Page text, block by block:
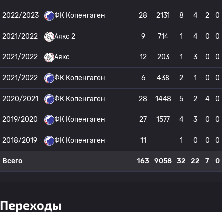
2022/2023 ФК Копенгаген 28 2131 8 4 2 0
2021/2022 Аякс 2 9 714 1 4 0 0
2021/2022 Аякс 12 203 1 3 0 0
2021/2022 ФК Копенгаген 6 438 2 1 0 0
2020/2021 ФК Копенгаген 28 1448 5 2 4 0
2019/2020 ФК Копенгаген 27 1577 4 3 0 0
2018/2019 ФК Копенгаген 11 1 0 0 0
Всего 163 9058 32 22 7 0
Переходы